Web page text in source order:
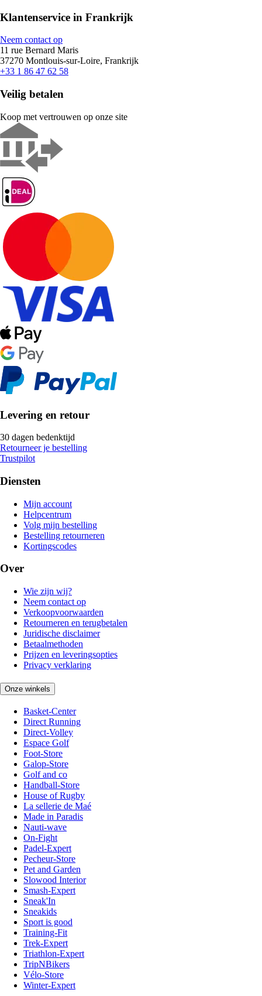
Klantenservice in Frankrijk
Neem contact op
11 rue Bernard Maris
37270 Montlouis-sur-Loire, Frankrijk
+33 1 86 47 62 58
Veilig betalen
Koop met vertrouwen op onze site
Levering en retour
30 dagen bedenktijd
Retourneer je bestelling
Trustpilot
Diensten
Mijn account
Helpcentrum
Volg mijn bestelling
Bestelling retourneren
Kortingscodes
Over
Wie zijn wij?
Neem contact op
Verkoopvoorwaarden
Retourneren en terugbetalen
Juridische disclaimer
Betaalmethoden
Prijzen en leveringsopties
Privacy verklaring
Onze winkels
Basket-Center
Direct Running
Direct-Volley
Espace Golf
Foot-Store
Galop-Store
Golf and co
Handball-Store
House of Rugby
La sellerie de Maé
Made in Paradis
Nauti-wave
On-Fight
Padel-Expert
Pecheur-Store
Pet and Garden
Slowood Interior
Smash-Expert
Sneak'In
Sneakids
Sport is good
Training-Fit
Trek-Expert
Triathlon-Expert
TripNBikers
Vélo-Store
Winter-Expert